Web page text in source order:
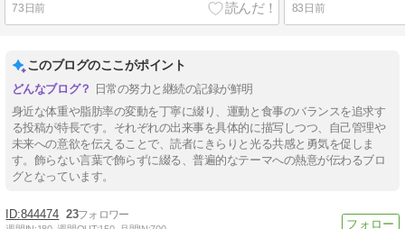
73日前 83日前
このブログのここがポイント
日常の努力と継続の記録が鮮明
身近な体重や脂肪率の変動を丁寧に綴り、運動と食事のバランスを追求す
る投稿が特長です。それぞれの出来事を具体的に描写しつつ、自己管理や
未来への意欲を伝えることで、読者にきらりと光る共感と勇気を促しま
す。飾らない言葉で飾らずに綴る、普遍的なテーマへの熱意が伝わるブロ
グとなっています。
844474 23